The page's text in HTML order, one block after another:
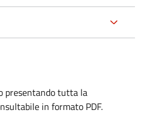
presentando tutta la
in formato PDF.